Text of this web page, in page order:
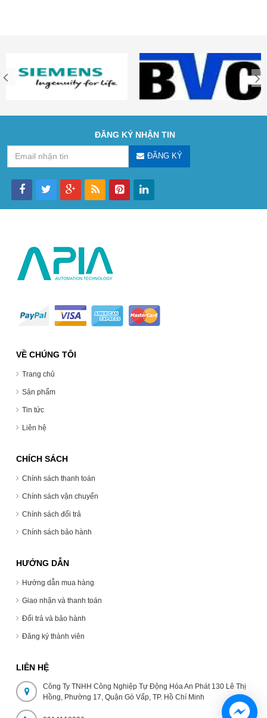
ĐĂNG KÝ NHẬN TIN
ĐĂNG KÝ
VỀ CHÚNG TÔI
Trang chủ
Sản phẩm
Tin tức
Liên hệ
CHÍCH SÁCH
Chính sách thanh toán
Chính sách vận chuyển
Chính sách đổi trả
Chính sách bảo hành
HƯỚNG DẪN
Hướng dẫn mua hàng
Giao nhận và thanh toán
Đổi trả và bảo hành
Đăng ký thành viên
LIÊN HỆ
Công Ty TNHH Công Nghiệp Tự Động Hóa An Phát 130 Lê Thị
Hồng, Phường 17, Quận Gò Vấp, TP. Hồ Chí Minh